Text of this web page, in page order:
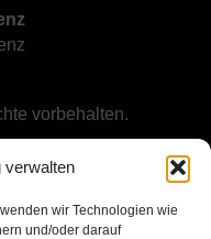
verwalten
wir Technologien wie
und/oder darauf
vorbehalten.